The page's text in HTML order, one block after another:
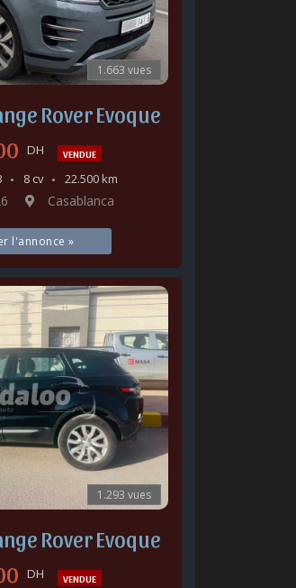
1.663 vues
Rover Evoque
DH VENDUE
8 cv 22.500 km
Casablanca
l'annonce »
1.293 vues
Rover Evoque
DH VENDUE